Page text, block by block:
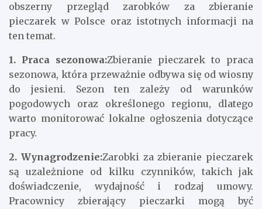
obszerny przegląd zarobków za zbieranie
pieczarek w Polsce oraz istotnych informacji na
ten temat.
1. Praca sezonowa:Zbieranie pieczarek to praca
sezonowa, która przeważnie odbywa się od wiosny
do jesieni. Sezon ten zależy od warunków
pogodowych oraz określonego regionu, dlatego
warto monitorować lokalne ogłoszenia dotyczące
pracy.
2. Wynagrodzenie:Zarobki za zbieranie pieczarek
są uzależnione od kilku czynników, takich jak
doświadczenie, wydajność i rodzaj umowy.
Pracownicy zbierający pieczarki mogą być